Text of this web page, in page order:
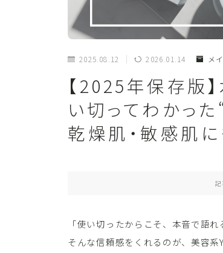
2025.08.12 2026.01.14 メ
【2025年保存版
い切ってわかっ
乾燥肌・敏感肌
「使い切ったからこそ、本音で語れ
そんな信頼感をくれるのが、美容系